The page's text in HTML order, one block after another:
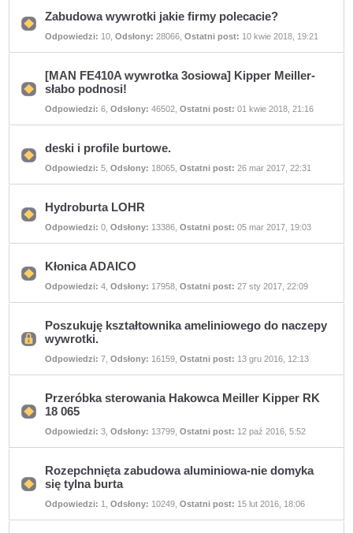
Nie
nieprzeczytanych
Zabudowa wywrotki jakie firmy polecacie?
Odpowiedzi: 10 ,Odsłony: 28066 ,Ostatni post: 10 kwie 2018, 19:21
ma
postów
[MAN FE410A wywrotka 3osiowa] Kipper Meiller-
słabo podnosi!
Odpowiedzi: 6 ,Odsłony: 46502 ,Ostatni post: 01 kwie 2018, 21:16
Nie
nieprzeczytanych
deski i profile burtowe.
Odpowiedzi: 5 ,Odsłony: 18065 ,Ostatni post: 26 mar 2017, 22:31
Nie
nieprzeczytanych
Hydroburta LOHR
Odpowiedzi: 0 ,Odsłony: 13386 ,Ostatni post: 05 mar 2017, 19:03
Nie
nieprzeczytanych
Kłonica ADAICO
Odpowiedzi: 4 ,Odsłony: 17958 ,Ostatni post: 27 sty 2017, 22:09
temat
zamknięty.
można
nim
ani
edytować
postów.
Poszukuję kształtownika ameliniowego do naczepy
wywrotki.
Odpowiedzi: 7 ,Odsłony: 16159 ,Ostatni post: 13 gru 2016, 12:13
ma
postów
Przeróbka sterowania Hakowca Meiller Kipper RK
18 065
Odpowiedzi: 3 ,Odsłony: 13799 ,Ostatni post: 12 paź 2016, 5:52
ma
postów
Rozepchnięta zabudowa aluminiowa-nie domyka
się tylna burta
Odpowiedzi: 1 ,Odsłony: 10249 ,Ostatni post: 15 lut 2016, 18:06